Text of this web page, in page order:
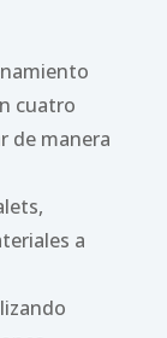
cuatro
de manera
a